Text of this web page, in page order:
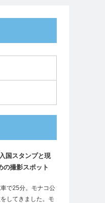
国スタンプと現
の撮影スポット
で25分。モナコ公
してきました。モ